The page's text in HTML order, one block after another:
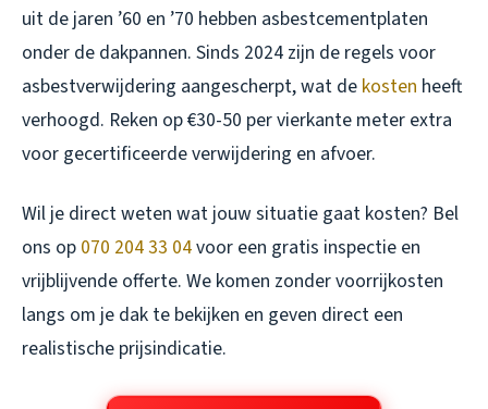
uit de jaren ’60 en ’70 hebben asbestcementplaten
onder de dakpannen. Sinds 2024 zijn de regels voor
asbestverwijdering aangescherpt, wat de kosten heeft
verhoogd. Reken op €30-50 per vierkante meter extra
voor gecertificeerde verwijdering en afvoer.
Wil je direct weten wat jouw situatie gaat kosten? Bel
ons op 070 204 33 04voor een gratis inspectie en
vrijblijvende offerte. We komen zonder voorrijkosten
langs om je dak te bekijken en geven direct een
realistische prijsindicatie.